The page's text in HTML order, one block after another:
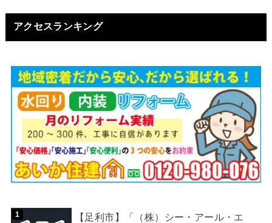
アクセスランキング
【足利市】「（株）シー・アール・エ